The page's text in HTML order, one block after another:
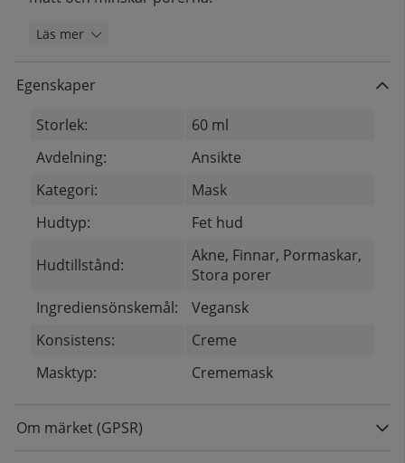
Läs mer
Egenskaper
Storlek:
60 ml
Avdelning:
Ansikte
Kategori:
Mask
Hudtyp:
Fet hud
Hudtillstånd:
Akne, Finnar, Pormaskar,
Stora porer
Ingrediensönskemål:
Vegansk
Konsistens:
Creme
Masktyp:
Crememask
Om märket (GPSR)